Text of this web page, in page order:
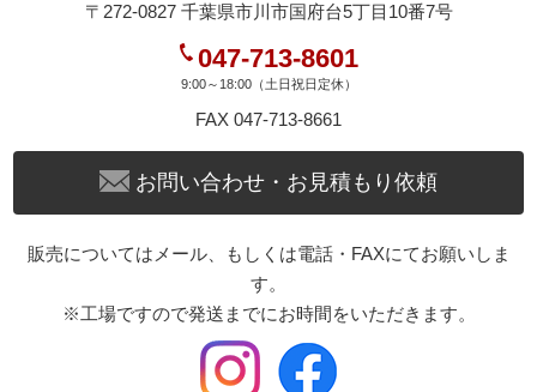
〒272-0827 千葉県市川市国府台5丁目10番7号
047-713-8601
9:00～18:00（土日祝日定休）
FAX 047-713-8661
お問い合わせ・お見積もり依頼
販売についてはメール、もしくは電話・FAXにてお願いしま
す。
※工場ですので発送までにお時間をいただきます。